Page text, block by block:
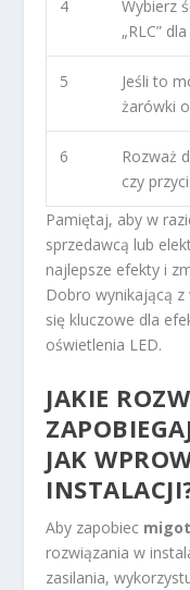
4
Wybierz
„RLC”
5
Jeśli to
żarówki
6
Rozważ
czy
Pamiętaj, aby w
sprzedawcą lub
najlepsze efekty i
Dobro wynikającą
się kluczowe dla
oświetlenia LED.
JAKIE
JAK
Aby zapobiec
rozwiązania w
zasilania,